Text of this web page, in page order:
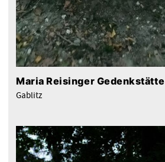
Maria Reisinger Gedenkstätte
Gablitz